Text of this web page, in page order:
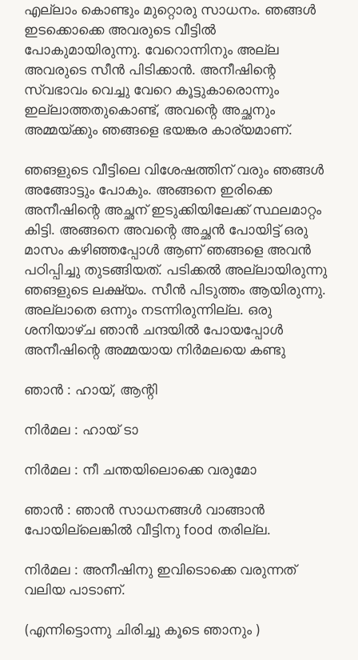
എല്ലാം കൊണ്ടും മുറ്റൊരു സാധനം. ഞങ്ങൾ
ഇടക്കൊക്കെ അവരുടെ വീട്ടിൽ
പോകുമായിരുന്നു. വേറൊന്നിനും അല്ല
അവരുടെ സീൻ പിടിക്കാൻ. അനീഷിന്റെ
സ്വഭാവം വെച്ചു വേറെ കൂട്ടുകാരൊന്നും
ഇല്ലാത്തതുകൊണ്ട്, അവന്റെ അച്ഛനും
അമ്മയ്ക്കും ഞങ്ങളെ ഭയങ്കര കാര്യമാണ്.
ഞങളുടെ വീട്ടിലെ വിശേഷത്തിന് വരും ഞങ്ങൾ
അങ്ങോട്ടും പോകും. അങ്ങനെ ഇരിക്കെ
അനീഷിന്റെ അച്ഛന് ഇടുക്കിയിലേക്ക് സ്ഥലമാറ്റം
കിട്ടി. അങ്ങനെ അവന്റെ അച്ഛൻ പോയിട്ട് ഒരു
മാസം കഴിഞ്ഞപ്പോൾ ആണ് ഞങ്ങളെ അവൻ
പഠിപ്പിച്ചു തുടങ്ങിയത്. പടിക്കൽ അല്ലായിരുന്നു
ഞങളുടെ ലക്ഷ്യം. സീൻ പിടുത്തം ആയിരുന്നു.
അല്ലാതെ ഒന്നും നടന്നിരുന്നില്ല. ഒരു
ശനിയാഴ്ച ഞാൻ ചന്ദയിൽ പോയപ്പോൾ
അനീഷിന്റെ അമ്മയായ നിർമലയെ കണ്ടു
ഞാൻ : ഹായ്‌, ആന്റി
നിർമല : ഹായ്‌ ടാ
നിർമല : നീ ചന്തയിലൊക്കെ വരുമോ
ഞാൻ : ഞാൻ സാധനങ്ങൾ വാങ്ങാൻ
പോയില്ലെങ്കിൽ വീട്ടിനു food തരില്ല.
നിർമല : അനീഷിനു ഇവിടൊക്കെ വരുന്നത്
വലിയ പാടാണ്.
(എന്നിട്ടൊന്നു ചിരിച്ചു കൂടെ ഞാനും )